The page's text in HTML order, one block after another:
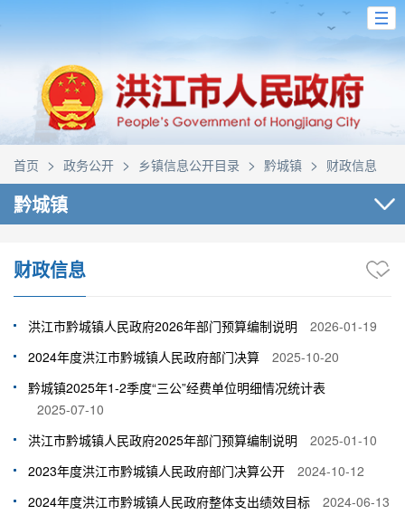
首页 > 政务公开 > 乡镇信息公开目录 > 黔城镇 > 财政信息
黔城镇
财政信息
洪江市黔城镇人民政府2026年部门预算编制说明
2026-01-19
2024年度洪江市黔城镇人民政府部门决算
2025-10-20
黔城镇2025年1-2季度“三公”经费单位明细情况统计表
2025-07-10
洪江市黔城镇人民政府2025年部门预算编制说明
2025-01-10
2023年度洪江市黔城镇人民政府部门决算公开
2024-10-12
2024年度洪江市黔城镇人民政府整体支出绩效目标
2024-06-13